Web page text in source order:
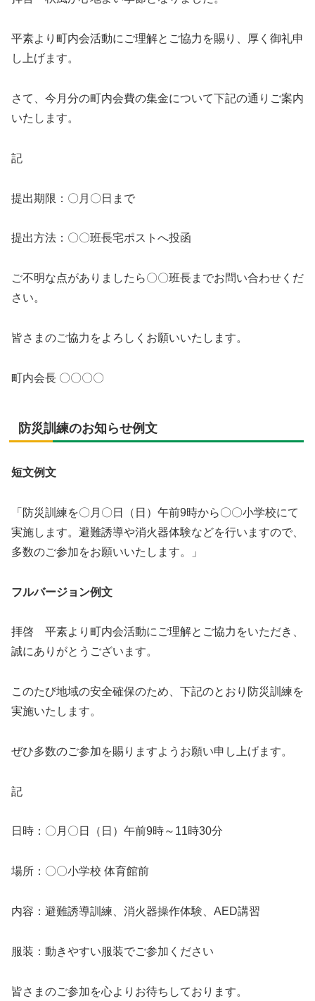
平素より町内会活動にご理解とご協力を賜り、厚く御礼申
し上げます。
さて、今月分の町内会費の集金について下記の通りご案内
いたします。
記
提出期限：〇月〇日まで
提出方法：〇〇班長宅ポストへ投函
ご不明な点がありましたら〇〇班長までお問い合わせくだ
さい。
皆さまのご協力をよろしくお願いいたします。
町内会長 〇〇〇〇
防災訓練のお知らせ例文
短文例文
「防災訓練を〇月〇日（日）午前9時から〇〇小学校にて
実施します。避難誘導や消火器体験などを行いますので、
多数のご参加をお願いいたします。」
フルバージョン例文
拝啓 平素より町内会活動にご理解とご協力をいただき、
誠にありがとうございます。
このたび地域の安全確保のため、下記のとおり防災訓練を
実施いたします。
ぜひ多数のご参加を賜りますようお願い申し上げます。
記
日時：〇月〇日（日）午前9時～11時30分
場所：〇〇小学校 体育館前
内容：避難誘導訓練、消火器操作体験、AED講習
服装：動きやすい服装でご参加ください
皆さまのご参加を心よりお待ちしております。